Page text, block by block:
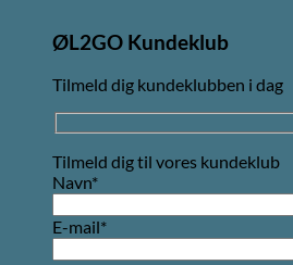
ØL2GO Kundeklub
Tilmeld dig kundeklubben i dag
Tilmeld dig til vores kundeklub
Navn*
E-mail*